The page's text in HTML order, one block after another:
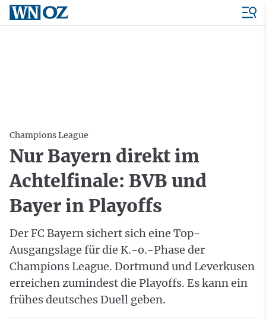
Champions League
Nur Bayern direkt im
Achtelfinale: BVB und
Bayer in Playoffs
Der FC Bayern sichert sich eine Top-
Ausgangslage für die K.-o.-Phase der
Champions League. Dortmund und Leverkusen
erreichen zumindest die Playoffs. Es kann ein
frühes deutsches Duell geben.